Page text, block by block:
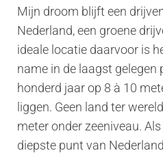
Mijn droom blijft een
Nederland, een groene
ideale locatie daarvoor is
name in de laagst gelegen
honderd jaar op 8 à 10
liggen. Geen land ter
meter onder zeeniveau.
diepste punt van